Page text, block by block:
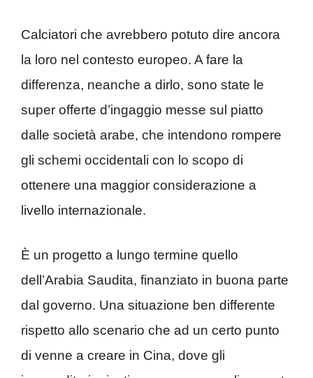
Calciatori che avrebbero potuto dire ancora
la loro nel contesto europeo. A fare la
differenza, neanche a dirlo, sono state le
super offerte d’ingaggio messe sul piatto
dalle società arabe, che intendono rompere
gli schemi occidentali con lo scopo di
ottenere una maggior considerazione a
livello internazionale.
È un progetto a lungo termine quello
dell’Arabia Saudita, finanziato in buona parte
dal governo. Una situazione ben differente
rispetto allo scenario che ad un certo punto
di venne a creare in Cina, dove gli